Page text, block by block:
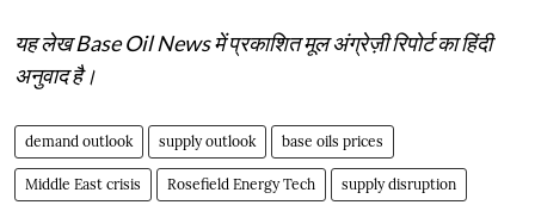
यह लेख Base Oil News में प्रकाशित मूल अंग्रेज़ी रिपोर्ट का हिंदी
अनुवाद है।
demand outlook supply outlook base oils prices
Middle East crisis Rosefield Energy Tech supply disruption